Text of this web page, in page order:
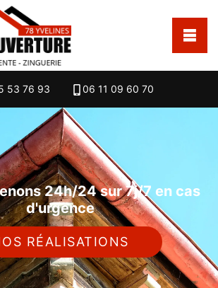
53 76 93 06 11 09 60 70
24h/24 sur 7j/7 en cas
d'urgence
RÉALISATIONS